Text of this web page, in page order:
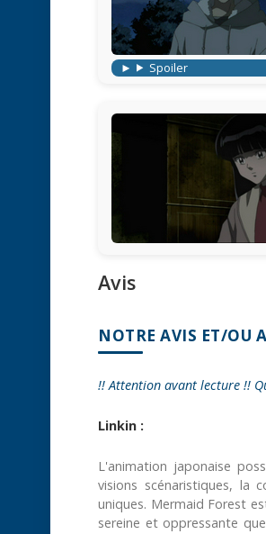
Spoiler
Avis
NOTRE AVIS ET/OU
!! Attention avant lecture !!
Linkin :
L'animation japonaise
visions scénaristiques, la
uniques. Mermaid Forest
sereine et oppressante